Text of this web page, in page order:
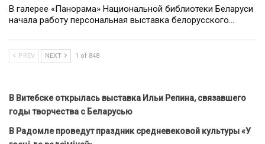
В галерее «Панорама» Национальной библиотеки Беларуси
начала работу персональная выставка белорусского…
PREV NEXT 1 of 848
В Витебске открылась выставка Ильи Репина, связавшего
годы творчества с Беларусью
В Радомле проведут праздник средневековой культуры «У